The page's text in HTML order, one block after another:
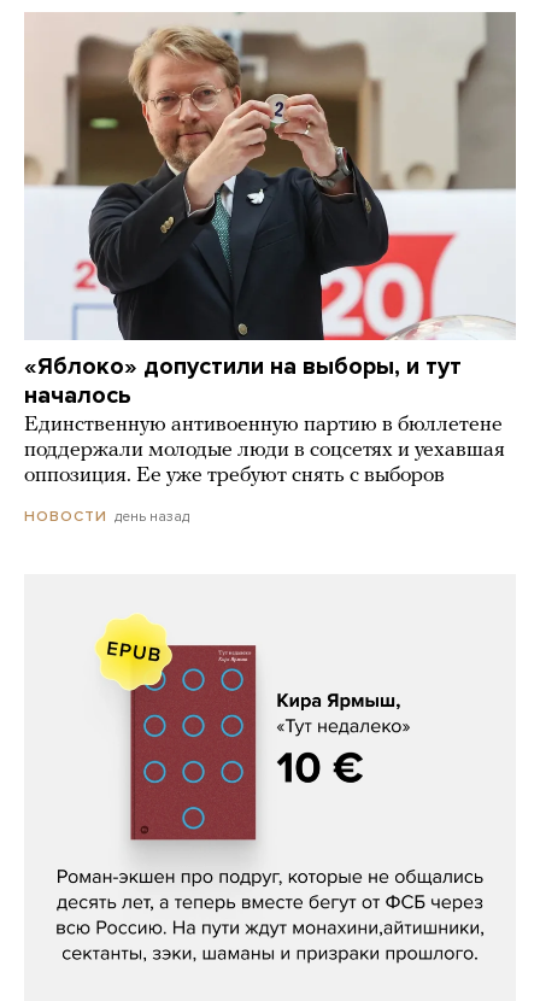
«Яблоко» допустили на выборы, и тут
началось
Единственную антивоенную партию в бюллетене
поддержали молодые люди в соцсетях и уехавшая
оппозиция. Ее уже требуют снять с выборов
НОВОСТИ день назад
Кира Ярмыш, «Тут недалеко»